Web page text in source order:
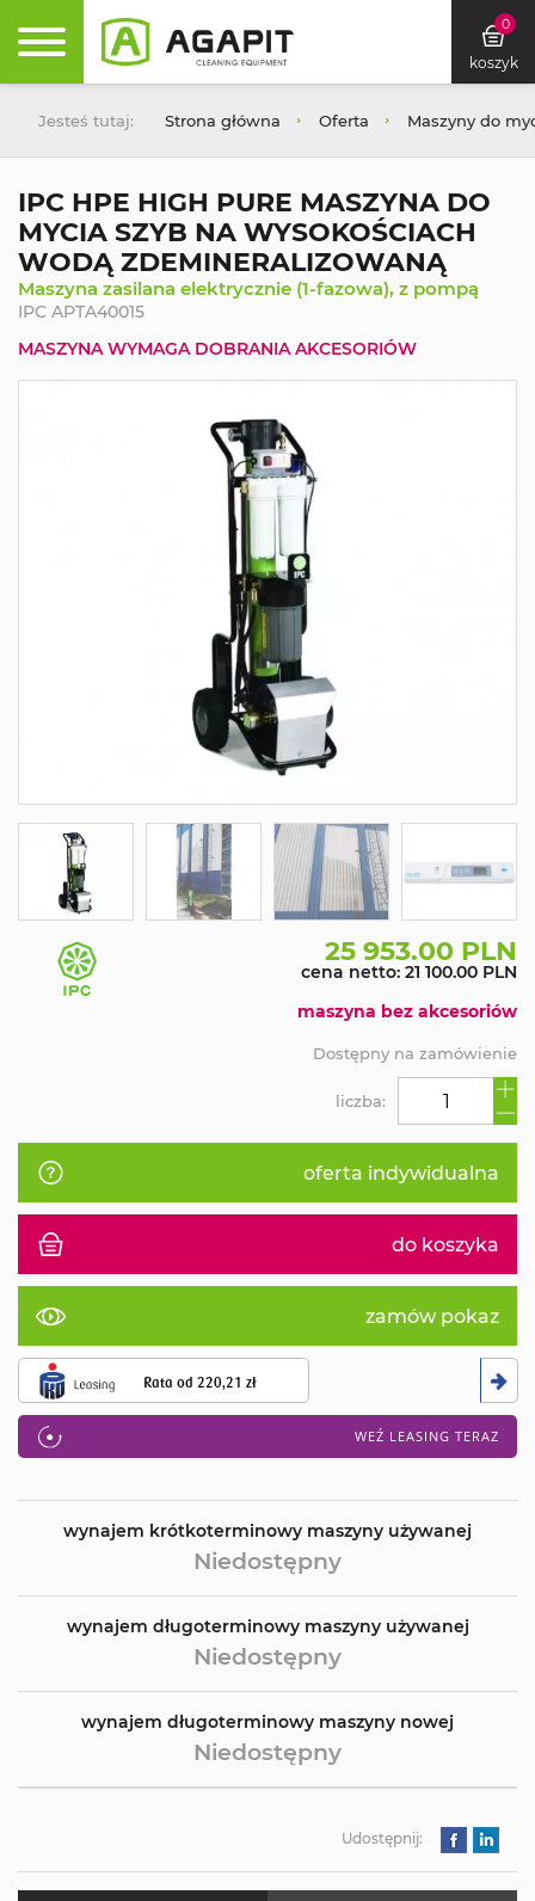
0
koszyk
Jesteś tutaj: Strona główna Oferta Maszyny do
IPC HPE HIGH PURE MASZYNA DO
MYCIA SZYB NA WYSOKOŚCIACH
WODĄ ZDEMINERALIZOWANĄ
Maszyna zasilana elektrycznie (1-fazowa), z pompą
IPC APTA40015
MASZYNA WYMAGA DOBRANIA AKCESORIÓW
25 953.00 PLN
cena netto: 21 100.00 PLN
maszyna bez akcesoriów
oferta indywidualna
do koszyka
zamów pokaz
Rata od 220,21 zł
WEŹ LEASING TERAZ
liczba:
Dostępny na zamówienie
wynajem krótkoterminowy maszyny używanej
Niedostępny
wynajem długoterminowy maszyny używanej
Niedostępny
wynajem długoterminowy maszyny nowej
Niedostępny
Udostępnij: